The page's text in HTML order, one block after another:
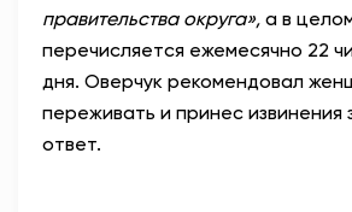
правительства округа», а в
перечисляется ежемесячно 22
дня. Оверчук рекомендовал
переживать и принес извинения
ответ.